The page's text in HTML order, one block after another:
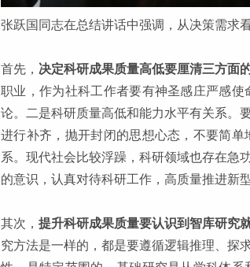
张跃国同志在总结讲话中强调，从决策需求
首先， 决定科研成果质量高低要厘清三方面
职业，作为社科工作者要有神圣感庄严感
论。二是科研质量高低和能力水平有关系。
进行补齐，抛开封闭的思想心态，不要简
系。现代社会比较浮躁，科研领域也存在急
的意识，认真对待科研工作，高质量推进新
其次， 提升科研成果质量要认识到智库研究
究方法是一样的，都是要遵循逻辑推理、探